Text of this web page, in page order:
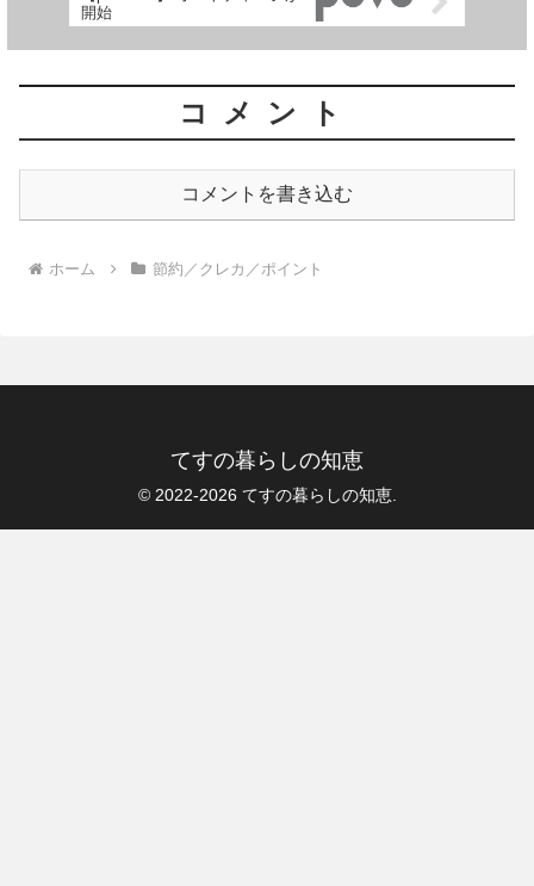
開始
コメント
コメントを書き込む
ホーム 節約／クレカ／ポイント
てすの暮らしの知恵
© 2022-2026 てすの暮らしの知恵.